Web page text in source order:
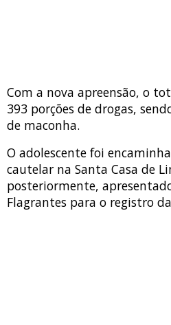
Com a nova apreensão, o
393 porções de drogas,
de maconha.
O adolescente foi
cautelar na Santa Casa de
posteriormente,
Flagrantes para o registro